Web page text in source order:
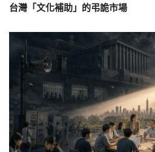
台灣「文化補助」的弔詭市場